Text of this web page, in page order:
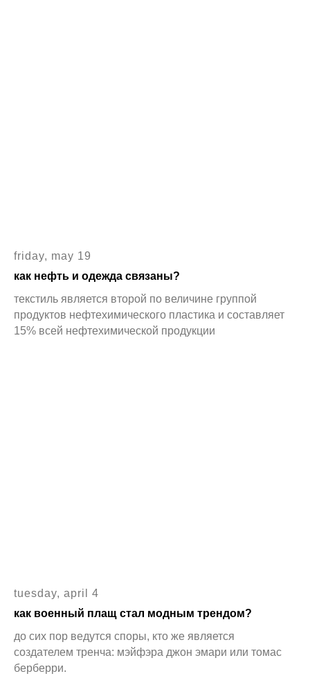
friday, may 19
как нефть и одежда связаны?
текстиль является второй по величине группой
продуктов нефтехимического пластика и составляет
15% всей нефтехимической продукции
tuesday, april 4
как военный плащ стал модным трендом?
до сих пор ведутся споры, кто же является
создателем тренча: мэйфэра джон эмари или томас
берберри.